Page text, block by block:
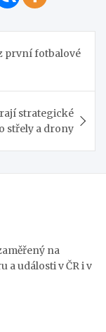
první fotbalové
strategické
střely a drony
na
a události v ČR i v